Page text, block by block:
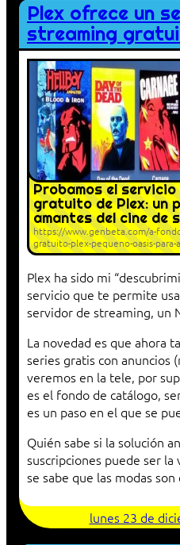
Plex ofrece un
streaming
Probamos el
gratuito de Plex: un
amantes del cine de
https://www.genbeta.com/a-
gratuito-plex-pequeno-oasis-
Plex ha sido mi
servicio que te permite
servidor de streaming, un
La novedad es que ahora
series gratis con anuncios
veremos en la tele, por
es el fondo de catálogo,
es un paso en el que se
Quién sabe si la solución
suscripciones puede ser
se sabe que las modas son
lunes 23 de